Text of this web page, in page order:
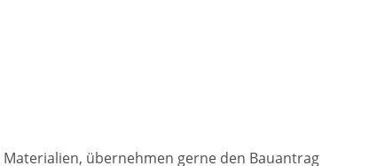
übernehmen gerne den Bauantrag